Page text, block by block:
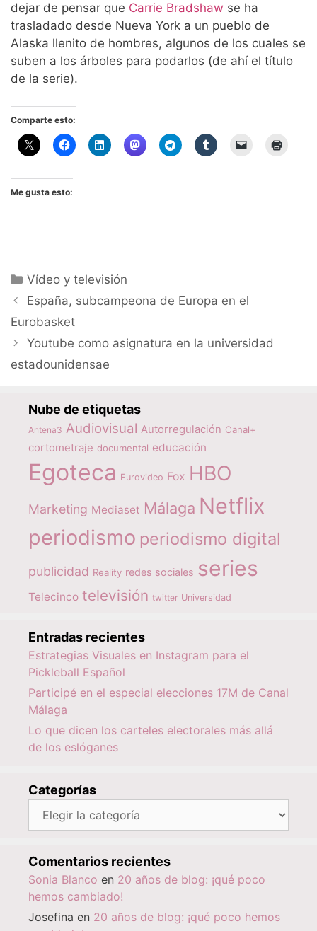
dejar de pensar que Carrie Bradshaw se ha
trasladado desde Nueva York a un pueblo de
Alaska llenito de hombres, algunos de los cuales se
suben a los árboles para podarlos (de ahí el título
de la serie).
Comparte esto:
Me gusta esto:
Categorías
Vídeo y televisión
España, subcampeona de Europa en el
Eurobasket
Youtube como asignatura en la universidad
estadounidensae
Nube de etiquetas
Antena3 Audiovisual Autorregulación Canal+
cortometraje documental educación
Egoteca Eurovideo Fox HBO
Marketing Mediaset Málaga Netflix
periodismo periodismo digital
publicidad Reality redes sociales series
Telecinco televisión twitter Universidad
Entradas recientes
Estrategias Visuales en Instagram para el
Pickleball Español
Participé en el especial elecciones 17M de Canal
Málaga
Lo que dicen los carteles electorales más allá
de los eslóganes
Categorías
Comentarios recientes
Sonia Blanco en 20 años de blog: ¡qué poco
hemos cambiado!
Josefina en 20 años de blog: ¡qué poco hemos